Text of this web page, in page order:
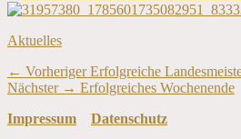
Kategorien
Aktuelles
Beitragsnavigation
← Vorheriger Vorheriger
Beitrag:
Erfolgreiche
Nächster → Nächster
Erfolgreiches Wochenende
Impressum
Datenschutz